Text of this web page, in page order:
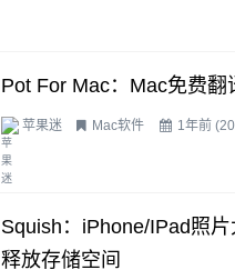
Pot For Mac：Mac免费翻
苹果迷 Mac软件 1年前
Squish：iPhone/iPad照
释放存储空间